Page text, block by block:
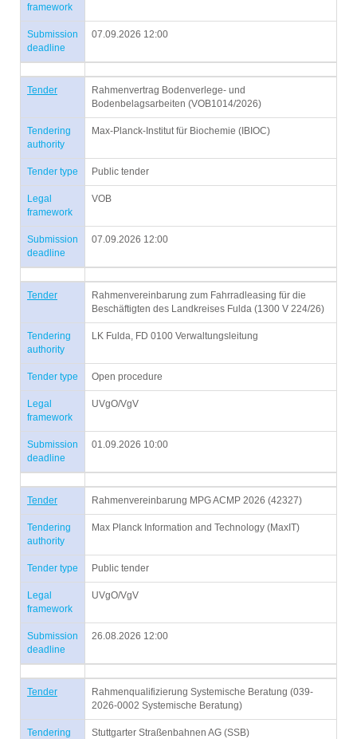
framework
Submission
deadline
07.09.2026 12:00
Tender
Rahmenvertrag Bodenverlege- und
Bodenbelagsarbeiten (VOB1014/2026)
Tendering
authority
Max-Planck-Institut für Biochemie (IBIOC)
Tender type Public tender
Legal
framework
VOB
Submission
deadline
07.09.2026 12:00
Tender
Rahmenvereinbarung zum Fahrradleasing für die
Beschäftigten des Landkreises Fulda (1300 V 224/26)
Tendering
authority
LK Fulda, FD 0100 Verwaltungsleitung
Tender type Open procedure
Legal
framework
UVgO/VgV
Submission
deadline
01.09.2026 10:00
Tender Rahmenvereinbarung MPG ACMP 2026 (42327)
Tendering
authority
Max Planck Information and Technology (MaxIT)
Tender type Public tender
Legal
framework
UVgO/VgV
Submission
deadline
26.08.2026 12:00
Tender
Rahmenqualifizierung Systemische Beratung (039-
2026-0002 Systemische Beratung)
Tendering
Stuttgarter Straßenbahnen AG (SSB)